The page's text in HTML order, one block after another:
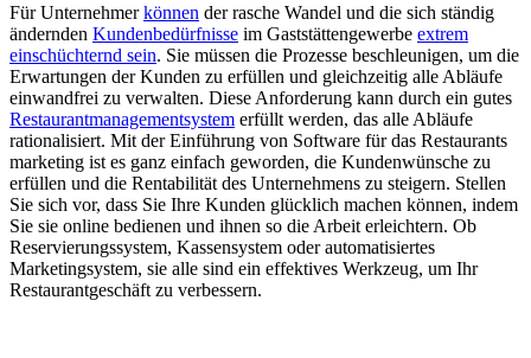
Für Unternehmerkönnen der rasche Wandel und die sich ständig
ändernden Kundenbedürfnisse im Gaststättengewerbe extrem
einschüchternd sein. Sie müssen die Prozesse beschleunigen, um die
Erwartungen der Kunden zu erfüllen und gleichzeitig alle Abläufe
einwandfrei zu verwalten. Diese Anforderung kann durch ein gutes
Restaurantmanagementsystem erfüllt werden, das alle Abläufe
rationalisiert. Mit der Einführung von Software für das Restaurants
marketing ist es ganz einfach geworden, die Kundenwünsche zu
erfüllen und die Rentabilität des Unternehmens zu steigern. Stellen
Sie sich vor, dass Sie Ihre Kunden glücklich machen können, indem
Sie sie online bedienen und ihnen so die Arbeit erleichtern. Ob
Reservierungssystem, Kassensystem oder automatisiertes
Marketingsystem, sie alle sind ein effektives Werkzeug, um Ihr
Restaurantgeschäft zu verbessern.